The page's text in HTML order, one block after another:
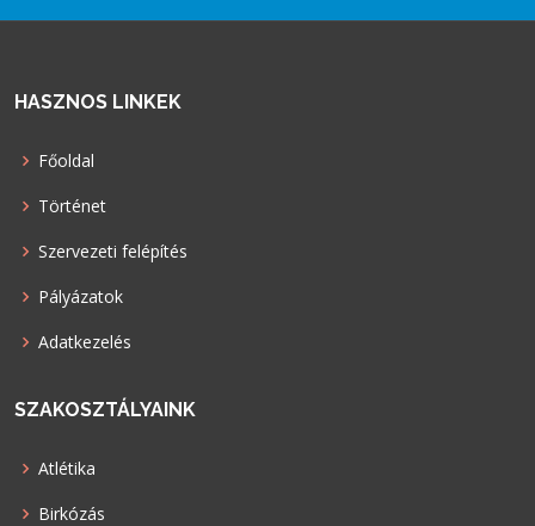
HASZNOS LINKEK
Főoldal
Történet
Szervezeti felépítés
Pályázatok
Adatkezelés
SZAKOSZTÁLYAINK
Atlétika
Birkózás